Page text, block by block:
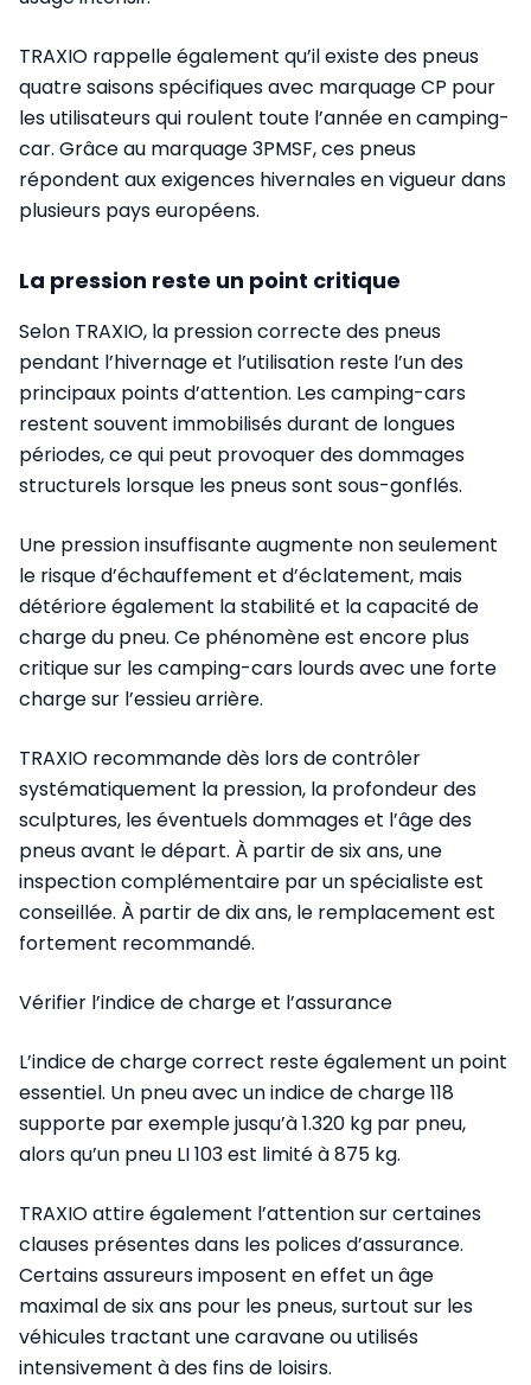
TRAXIO rappelle également qu’il existe des pneus
quatre saisons spécifiques avec marquage CP pour
les utilisateurs qui roulent toute l’année en camping-
car. Grâce au marquage 3PMSF, ces pneus
répondent aux exigences hivernales en vigueur dans
plusieurs pays européens.
La pression reste un point critique
Selon TRAXIO, la pression correcte des pneus
pendant l’hivernage et l’utilisation reste l’un des
principaux points d’attention. Les camping-cars
restent souvent immobilisés durant de longues
périodes, ce qui peut provoquer des dommages
structurels lorsque les pneus sont sous-gonflés.
Une pression insuffisante augmente non seulement
le risque d’échauffement et d’éclatement, mais
détériore également la stabilité et la capacité de
charge du pneu. Ce phénomène est encore plus
critique sur les camping-cars lourds avec une forte
charge sur l’essieu arrière.
TRAXIO recommande dès lors de contrôler
systématiquement la pression, la profondeur des
sculptures, les éventuels dommages et l’âge des
pneus avant le départ. À partir de six ans, une
inspection complémentaire par un spécialiste est
conseillée. À partir de dix ans, le remplacement est
fortement recommandé.
Vérifier l’indice de charge et l’assurance
L’indice de charge correct reste également un point
essentiel. Un pneu avec un indice de charge 118
supporte par exemple jusqu’à 1.320 kg par pneu,
alors qu’un pneu LI 103 est limité à 875 kg.
TRAXIO attire également l’attention sur certaines
clauses présentes dans les polices d’assurance.
Certains assureurs imposent en effet un âge
maximal de six ans pour les pneus, surtout sur les
véhicules tractant une caravane ou utilisés
intensivement à des fins de loisirs.